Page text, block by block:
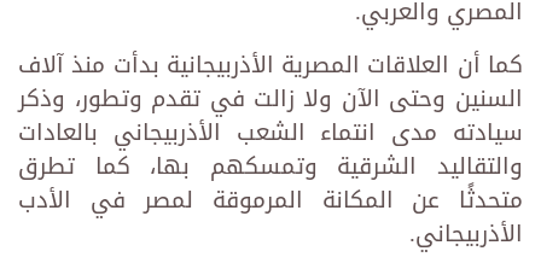
المصري والعربي.
كما أن العلاقات المصرية الأذربيجانية بدأت منذ آلاف
السنين وحتى الآن ولا زالت في تقدم وتطور، وذكر
سيادته مدى انتماء الشعب الأذربيجاني بالعادات
والتقاليد الشرقية وتمسكهم بها، كما تطرق
متحدثًا عن المكانة المرموقة لمصر في الأدب
الأذربيجاني.